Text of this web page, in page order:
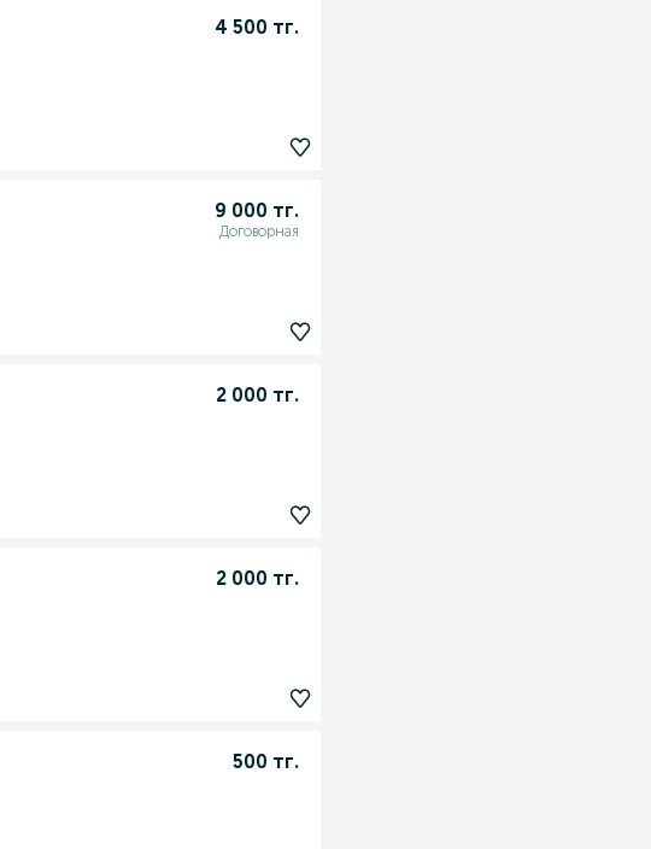
4 500 тг.
9 000 тг.
Договорная
2 000 тг.
2 000 тг.
500 тг.